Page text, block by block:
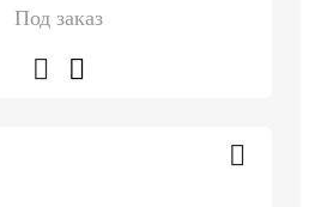
Под заказ